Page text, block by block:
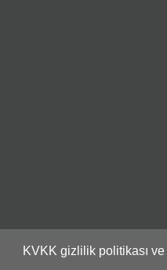
KVKK gizlilik politikası